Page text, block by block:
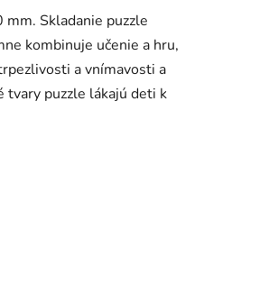
mm. Skladanie puzzle
kombinuje učenie a hru,
a vnímavosti a
tvary puzzle lákajú deti k